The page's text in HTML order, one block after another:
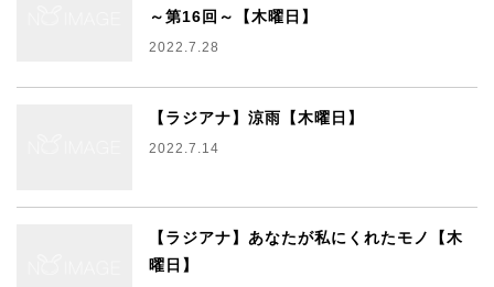
～第16回～【木曜日】
2022.7.28
【ラジアナ】涼雨【木曜日】
2022.7.14
【ラジアナ】あなたが私にくれたモノ【木
曜日】